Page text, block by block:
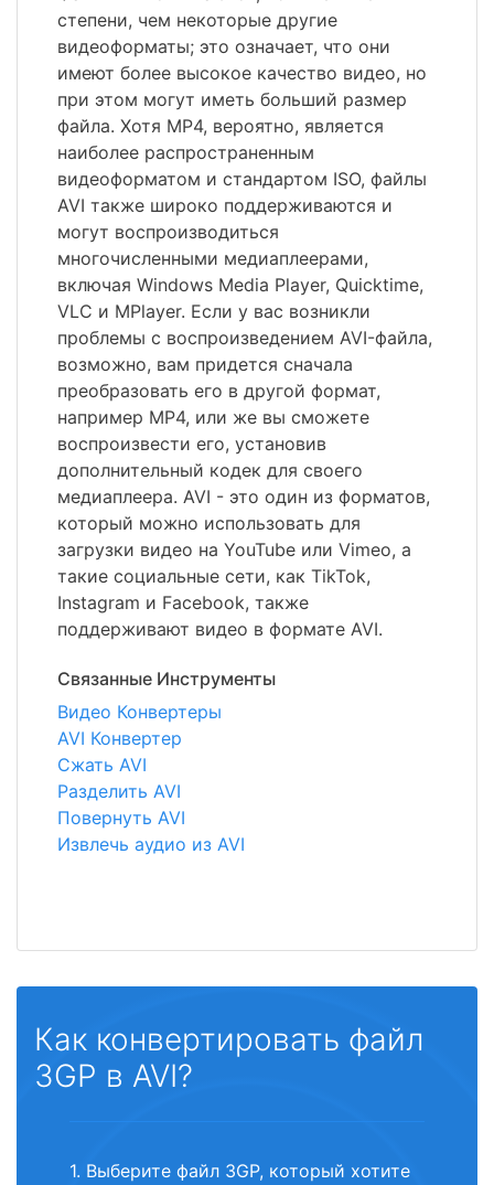
степени, чем некоторые другие
видеоформаты; это означает, что они
имеют более высокое качество видео, но
при этом могут иметь больший размер
файла. Хотя MP4, вероятно, является
наиболее распространенным
видеоформатом и стандартом ISO, файлы
AVI также широко поддерживаются и
могут воспроизводиться
многочисленными медиаплеерами,
включая Windows Media Player, Quicktime,
VLC и MPlayer. Если у вас возникли
проблемы с воспроизведением AVI-файла,
возможно, вам придется сначала
преобразовать его в другой формат,
например MP4, или же вы сможете
воспроизвести его, установив
дополнительный кодек для своего
медиаплеера. AVI - это один из форматов,
который можно использовать для
загрузки видео на YouTube или Vimeo, а
такие социальные сети, как TikTok,
Instagram и Facebook, также
поддерживают видео в формате AVI.
Связанные Инструменты
Видео Конвертеры
AVI Конвертер
Сжать AVI
Разделить AVI
Повернуть AVI
Извлечь аудио из AVI
Как конвертировать файл
3GP в AVI?
1. Выберите файл 3GP, который хотите